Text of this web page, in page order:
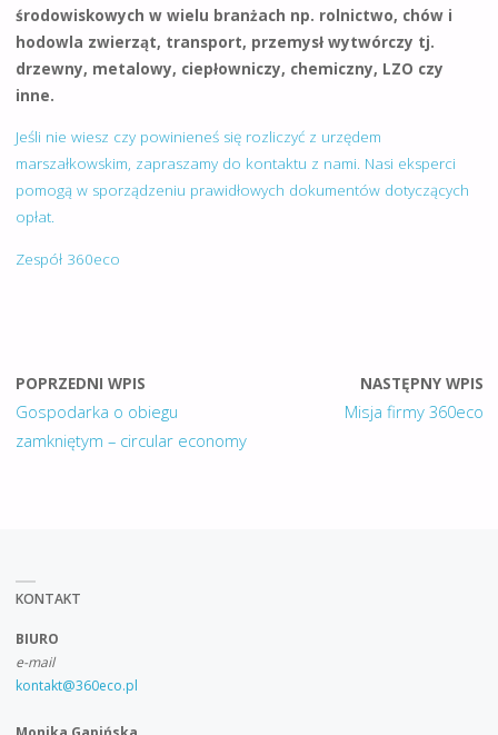
środowiskowych w wielu branżach np. rolnictwo, chów i
hodowla zwierząt, transport, przemysł wytwórczy tj.
drzewny, metalowy, ciepłowniczy, chemiczny, LZO czy
inne.
Jeśli nie wiesz czy powinieneś się rozliczyć z urzędem
marszałkowskim, zapraszamy do kontaktu z nami. Nasi eksperci
pomogą w sporządzeniu prawidłowych dokumentów dotyczących
opłat.
Zespół 360eco
POPRZEDNI WPIS
Gospodarka o obiegu
zamkniętym – circular economy
NASTĘPNY WPIS
Misja firmy 360eco
KONTAKT
BIURO
e-mail
kontakt@360eco.pl